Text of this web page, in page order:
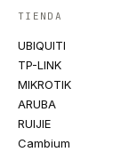
TIENDA
UBIQUITI
TP-LINK
MIKROTIK
ARUBA
RUIJIE
Cambium